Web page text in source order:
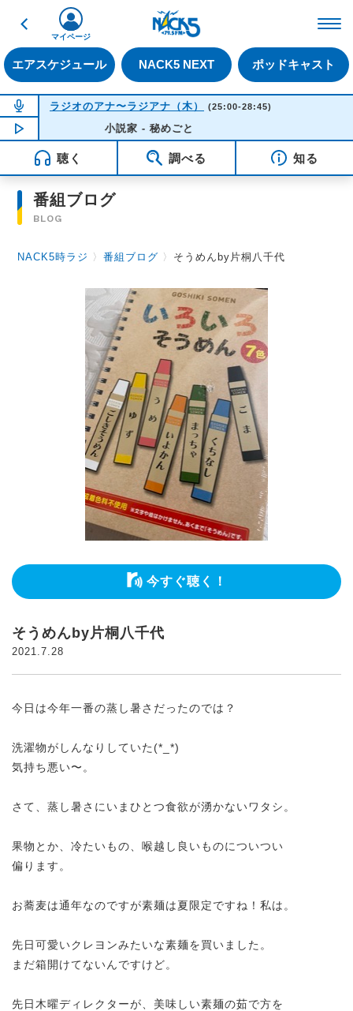
戻る
エアスケジュール NACK5 NEXT ポッドキャスト
マイページ
NOW ON AIR
ラジオのアナ〜ラジアナ（木） (25:00-28:45)
NOW PLAYING01:37
小説家 - 秘めごと
聴く 調べる 知る
番組ブログ
BLOG
NACK5時ラジ 〉番組ブログ 〉 そうめんby片桐八千代
今すぐ聴く！
そうめんby片桐八千代
2021.7.28
今日は今年一番の蒸し暑さだったのでは？
洗濯物がしんなりしていた(*_*)
気持ち悪い〜。
さて、蒸し暑さにいまひとつ食欲が湧かないワタシ。
果物とか、冷たいもの、喉越し良いものについつい
偏ります。
お蕎麦は通年なのですが素麺は夏限定ですね！私は。
先日可愛いクレヨンみたいな素麺を買いました。
まだ箱開けてないんですけど。
先日木曜ディレクターが、美味しい素麺の茹で方を